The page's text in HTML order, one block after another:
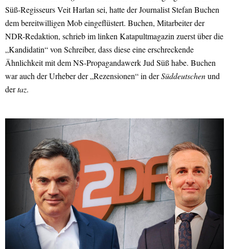
Süß-Regisseurs Veit Harlan sei, hatte der Journalist Stefan Buchen
dem bereitwilligen Mob eingeflüstert. Buchen, Mitarbeiter der
NDR-Redaktion, schrieb im linken Katapultmagazin zuerst über die
„Kandidatin“ von Schreiber, dass diese eine erschreckende
Ähnlichkeit mit dem NS-Propagandawerk Jud Süß habe. Buchen
war auch der Urheber der „Rezensionen“ in derSüddeutschenund
dertaz.